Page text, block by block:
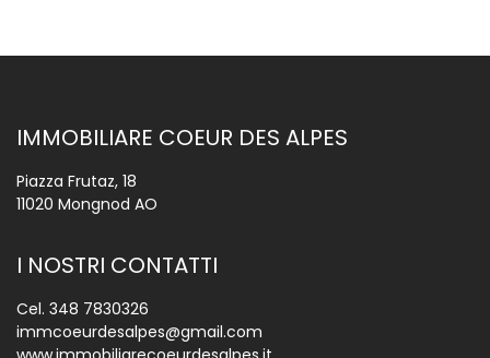
IMMOBILIARE COEUR DES ALPES
Piazza Frutaz, 18
11020 Mongnod AO
I NOSTRI CONTATTI
Cel. 348 7830326
immcoeurdesalpes@gmail.com